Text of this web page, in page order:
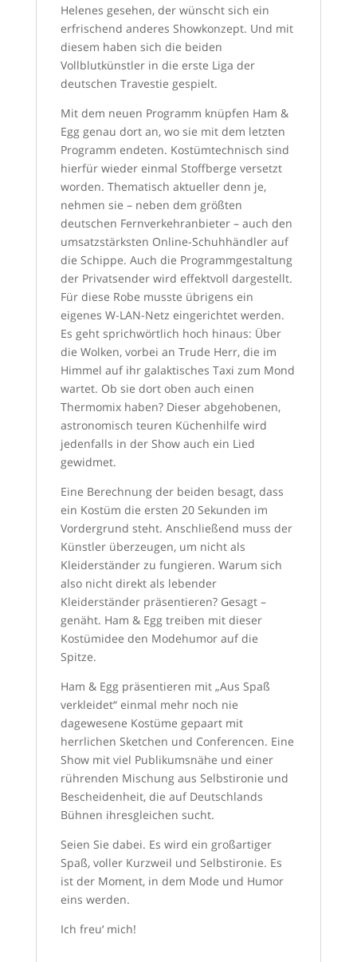
Helenes gesehen, der wünscht sich ein
erfrischend anderes Showkonzept. Und mit
diesem haben sich die beiden
Vollblutkünstler in die erste Liga der
deutschen Travestie gespielt.
Mit dem neuen Programm knüpfen Ham &
Egg genau dort an, wo sie mit dem letzten
Programm endeten. Kostümtechnisch sind
hierfür wieder einmal Stoffberge versetzt
worden. Thematisch aktueller denn je,
nehmen sie – neben dem größten
deutschen Fernverkehranbieter – auch den
umsatzstärksten Online-Schuhhändler auf
die Schippe. Auch die Programmgestaltung
der Privatsender wird effektvoll dargestellt.
Für diese Robe musste übrigens ein
eigenes W-LAN-Netz eingerichtet werden.
Es geht sprichwörtlich hoch hinaus: Über
die Wolken, vorbei an Trude Herr, die im
Himmel auf ihr galaktisches Taxi zum Mond
wartet. Ob sie dort oben auch einen
Thermomix haben? Dieser abgehobenen,
astronomisch teuren Küchenhilfe wird
jedenfalls in der Show auch ein Lied
gewidmet.
Eine Berechnung der beiden besagt, dass
ein Kostüm die ersten 20 Sekunden im
Vordergrund steht. Anschließend muss der
Künstler überzeugen, um nicht als
Kleiderständer zu fungieren. Warum sich
also nicht direkt als lebender
Kleiderständer präsentieren? Gesagt –
genäht. Ham & Egg treiben mit dieser
Kostümidee den Modehumor auf die
Spitze.
Ham & Egg präsentieren mit „Aus Spaß
verkleidet“ einmal mehr noch nie
dagewesene Kostüme gepaart mit
herrlichen Sketchen und Conferencen. Eine
Show mit viel Publikumsnähe und einer
rührenden Mischung aus Selbstironie und
Bescheidenheit, die auf Deutschlands
Bühnen ihresgleichen sucht.
Seien Sie dabei. Es wird ein großartiger
Spaß, voller Kurzweil und Selbstironie. Es
ist der Moment, in dem Mode und Humor
eins werden.
Ich freu‘ mich!